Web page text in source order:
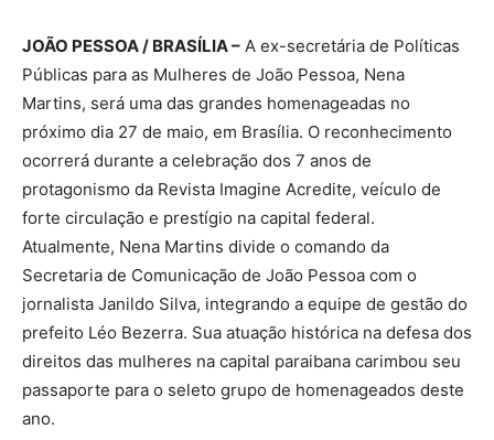
JOÃO PESSOA / BRASÍLIA – A ex-secretária de Políticas
Públicas para as Mulheres de João Pessoa, Nena
Martins, será uma das grandes homenageadas no
próximo dia 27 de maio, em Brasília. O reconhecimento
ocorrerá durante a celebração dos 7 anos de
protagonismo da Revista Imagine Acredite, veículo de
forte circulação e prestígio na capital federal.
Atualmente, Nena Martins divide o comando da
Secretaria de Comunicação de João Pessoa com o
jornalista Janildo Silva, integrando a equipe de gestão do
prefeito Léo Bezerra. Sua atuação histórica na defesa dos
direitos das mulheres na capital paraibana carimbou seu
passaporte para o seleto grupo de homenageados deste
ano.